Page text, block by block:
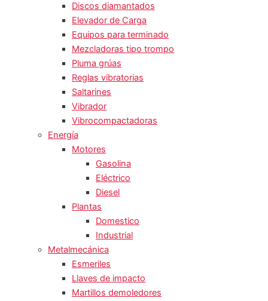
Discos diamantados
Elevador de Carga
Equipos para terminado
Mezcladoras tipo trompo
Pluma grúas
Reglas vibratorias
Saltarines
Vibrador
Vibrocompactadoras
Energía
Motores
Gasolina
Eléctrico
Diesel
Plantas
Domestico
Industrial
Metalmecánica
Esmeriles
Llaves de impacto
Martillos demoledores